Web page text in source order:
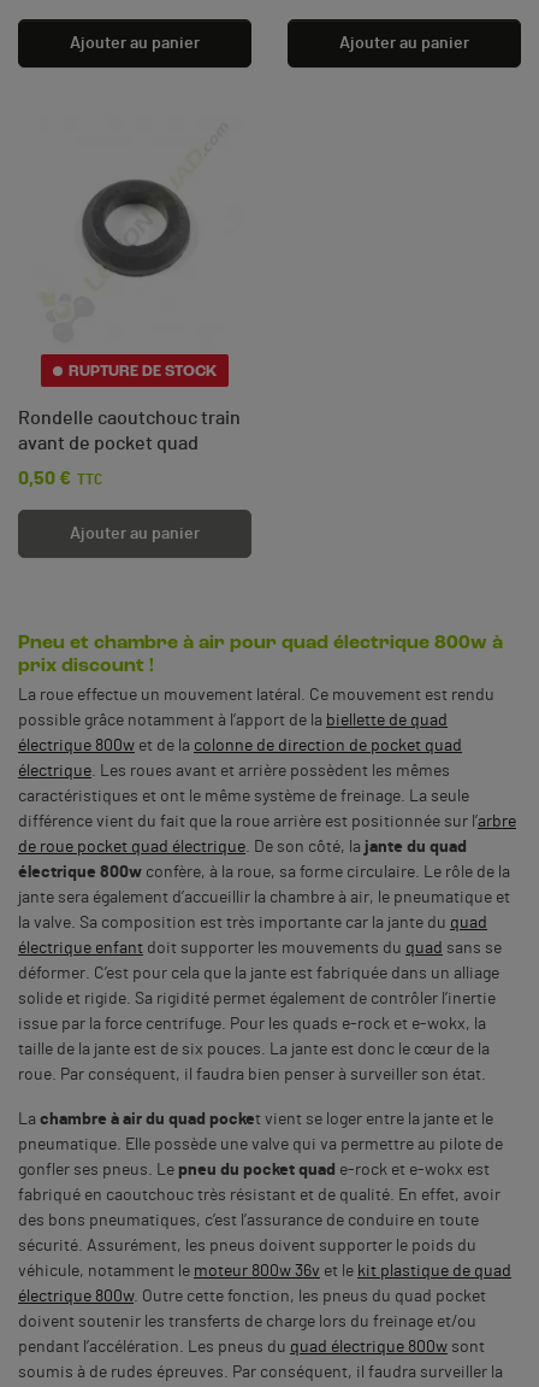
Ajouter au panier Ajouter au panier
RUPTURE DE STOCK
Rondelle caoutchouc train
avant de pocket quad
Prix
0,50 € TTC
Ajouter au panier
Pneu et chambre à air pour quad électrique 800w à
prix discount !
La roue effectue un mouvement latéral. Ce mouvement est rendu
possible grâce notamment à l’apport de la biellette de quad
électrique 800w et de la colonne de direction de pocket quad
électrique. Les roues avant et arrière possèdent les mêmes
caractéristiques et ont le même système de freinage. La seule
différence vient du fait que la roue arrière est positionnée sur l’arbre
de roue pocket quad électrique. De son côté, la jante du quad
électrique 800w confère, à la roue, sa forme circulaire. Le rôle de la
jante sera également d’accueillir la chambre à air, le pneumatique et
la valve. Sa composition est très importante car la jante du quad
électrique enfant doit supporter les mouvements du quad sans se
déformer. C’est pour cela que la jante est fabriquée dans un alliage
solide et rigide. Sa rigidité permet également de contrôler l’inertie
issue par la force centrifuge. Pour les quads e-rock et e-wokx, la
taille de la jante est de six pouces. La jante est donc le cœur de la
roue. Par conséquent, il faudra bien penser à surveiller son état.
La chambre à air du quad pocket vient se loger entre la jante et le
pneumatique. Elle possède une valve qui va permettre au pilote de
gonfler ses pneus. Le pneu du pocket quad e-rock et e-wokx est
fabriqué en caoutchouc très résistant et de qualité. En effet, avoir
des bons pneumatiques, c’est l’assurance de conduire en toute
sécurité. Assurément, les pneus doivent supporter le poids du
véhicule, notamment le moteur 800w 36v et le kit plastique de quad
électrique 800w. Outre cette fonction, les pneus du quad pocket
doivent soutenir les transferts de charge lors du freinage et/ou
pendant l’accélération. Les pneus du quad électrique 800w sont
soumis à de rudes épreuves. Par conséquent, il faudra surveiller la